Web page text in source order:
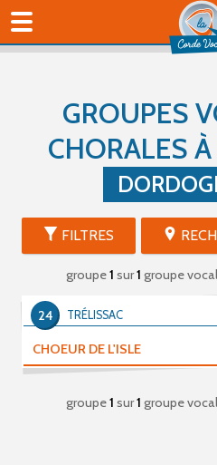
GROUPES
CHORALES
FILTRES
groupe1 sur1 groupe
CHOEUR DE L'ISLE
TRÉLISSAC
24
groupe1 sur1 groupe